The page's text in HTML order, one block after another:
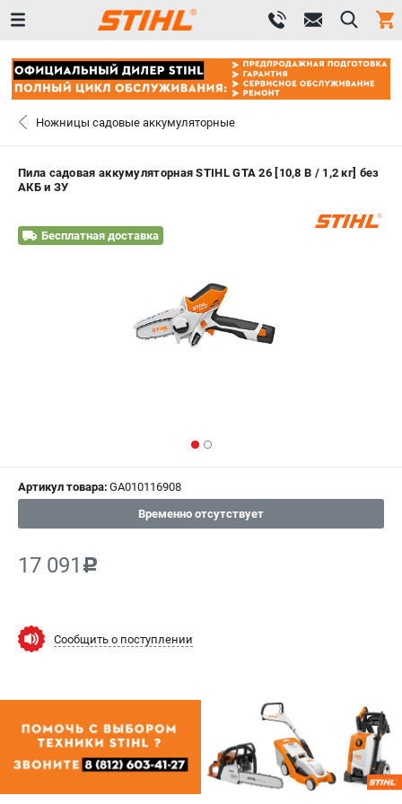
СЕРВИС
ВХОД ИЛИ РЕГИСТРАЦИЯ
ЗАКАЗАТЬ ЗАПЧАСТЬ
0 ₽
Сервисный центр
Гарантия Stihl
Часто задаваемые вопросы FAQ
ИНФОРМАЦИЯ
О компании
О бренде
Ножницы садовые аккумуляторные
Пила садовая аккумуляторная STIHL GTA 26 [10,8 В / 1,2 кг] без
АКБ и ЗУ
Бесплатная доставка
Артикул товара: GA010116908
Временно отсутствует
17 091 c
Сообщить о поступлении